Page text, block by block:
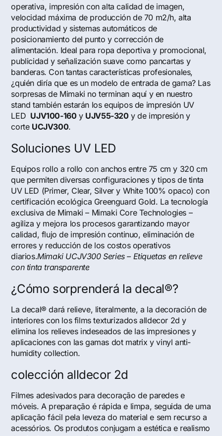
operativa, impresión con alta calidad de imagen,
velocidad máxima de producción de 70 m2/h, alta
productividad y sistemas automáticos de
posicionamiento del punto y corrección de
alimentación. Ideal para ropa deportiva y promocional,
publicidad y señalización suave como pancartas y
banderas. Con tantas características profesionales,
¿quién diría que es un modelo de entrada de gama? Las
sorpresas de Mimaki no terminan aquí y en nuestro
stand también estarán los equipos de impresión UV
LED UJV100-160 y UJV55-320 y de impresión y
corte UCJV300.
Soluciones UV LED
Equipos rollo a rollo con anchos entre 75 cm y 320 cm
que permiten diversas configuraciones y tipos de tinta
UV LED (Primer, Clear, Silver y White 100% opaco) con
certificación ecológica Greenguard Gold. La tecnología
exclusiva de Mimaki – Mimaki Core Technologies –
agiliza y mejora los procesos garantizando mayor
calidad, flujo de impresión continuo, eliminación de
errores y reducción de los costos operativos
diarios.Mimaki UCJV300 Series – Etiquetas en relieve
con tinta transparente
¿Cómo sorprenderá la decal®?
La decal® dará relieve, literalmente, a la decoración de
interiores con los films texturizados alldecor 2d y
elimina los relieves indeseados de las impresiones y
aplicaciones con las gamas dot matrix y vinyl anti-
humidity collection.
colección alldecor 2d
Filmes adesivados para decoração de paredes e
móveis. A preparação é rápida e limpa, seguida de uma
aplicação fácil pela leveza do material e sem recurso a
acessórios. Os produtos conjugam a estética e realismo